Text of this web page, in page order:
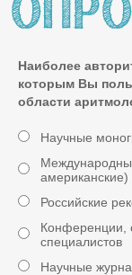
Наиболее
которым Вы
области
Научные
американские)
Российские
Конференции,
специалистов
Научные